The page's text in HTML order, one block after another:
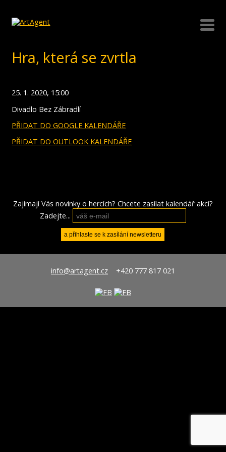
Hra, která se zvrtla
25. 1. 2020, 15:00
Divadlo Bez Zábradlí
PŘIDAT DO GOOGLE KALENDÁŘE
PŘIDAT DO OUTLOOK KALENDÁŘE
Zajímají Vás novinky o hercích? Chcete zasílat kalendář akcí?
Zadejte...
info@artagent.cz+420 777 817 021